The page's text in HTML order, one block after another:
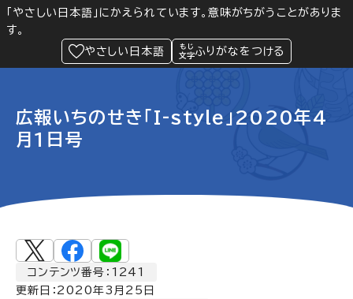
「やさしい日本語」にかえられています。意味がちがうことがありま
す。
やさしい日本語
ふりがなをつける
Language 閲覧支援
緊急情報
広報いちのせき「I-style」2020年4
月1日号
コンテンツ番号：1241
更新日： 2020年3月25日